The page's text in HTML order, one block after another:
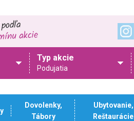
Typ akcie
Podujatia
Dovolenky,
Tábory
Ubytovanie,
Reštaurácie